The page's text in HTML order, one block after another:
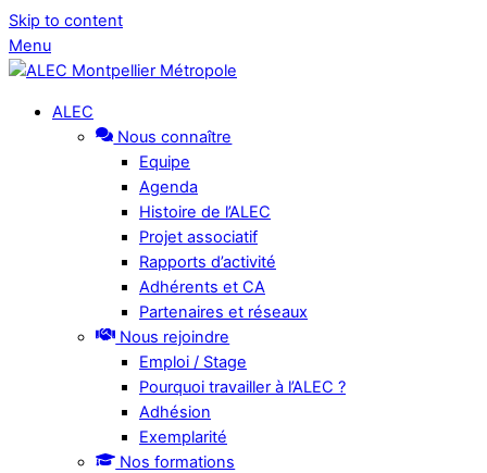
Skip to content
Menu
ALEC
Nous connaître
Equipe
Agenda
Histoire de l’ALEC
Projet associatif
Rapports d’activité
Adhérents et CA
Partenaires et réseaux
Nous rejoindre
Emploi / Stage
Pourquoi travailler à l’ALEC ?
Adhésion
Exemplarité
Nos formations